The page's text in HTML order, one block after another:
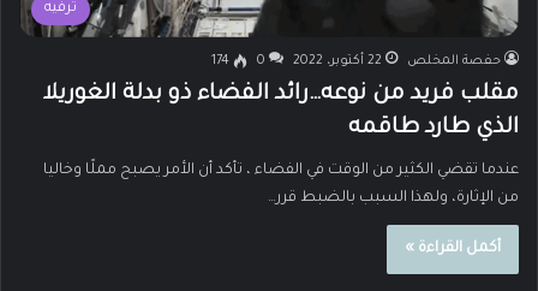
ترفيه
حفصة المخلص 22 أكتوبر، 2022 0
174
مقلب فريد من نوعه…رائد الفضاء ذو بدلة الغوريلا
الذي طارد طاقمه
عندما تقضي الكثير من الوقت في الفضاء ، تأكد أن الأمر يصبح مملًا وخاليا
من الإثارة، ولهذا السبب بالضبط قرر…
أكمل القراءة »